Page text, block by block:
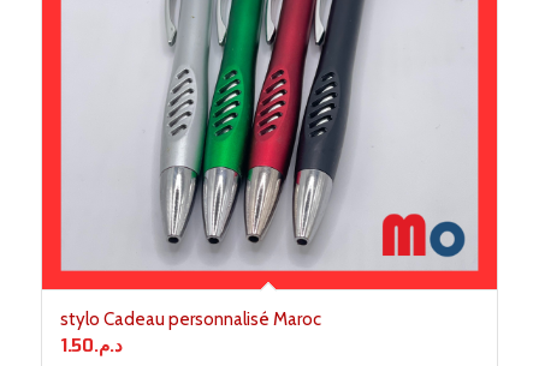
stylo Cadeau personnalisé Maroc
د.م.1.50